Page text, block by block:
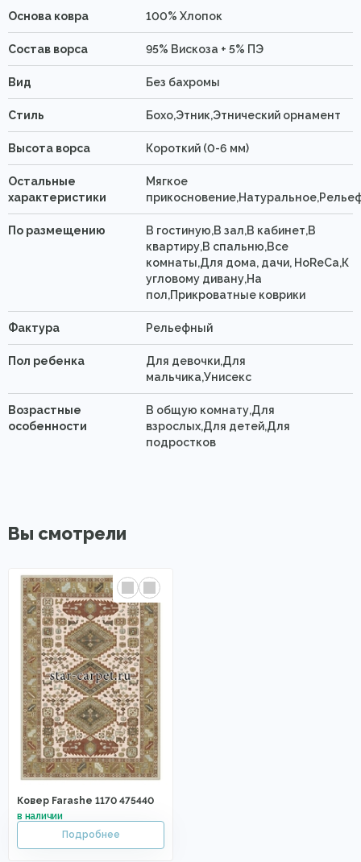
Основа ковра 100% Хлопок
Состав ворса 95% Вискоза + 5% ПЭ
Вид Без бахромы
Стиль Бохо,Этник,Этнический орнамент
Высота ворса Короткий (0-6 мм)
Остальные
характеристики
Мягкое
По размещению
В гостиную,В зал,В кабинет,В
квартиру,В спальню,Все
комнаты,Для дома, дачи, HoReCa,К
угловому дивану,На
пол,Прикроватные коврики
Фактура Рельефный
Пол ребенка
Для девочки,Для
мальчика,Унисекс
Возрастные
особенности
В общую комнату,Для
взрослых,Для детей,Для
подростков
Вы смотрели
Ковер Farashe 1170 475440